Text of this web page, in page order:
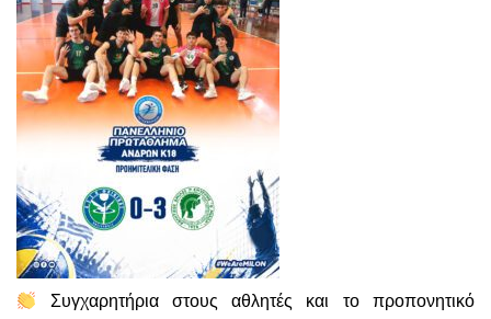
Συγχαρητήρια στους αθλητές και το προπονητικό